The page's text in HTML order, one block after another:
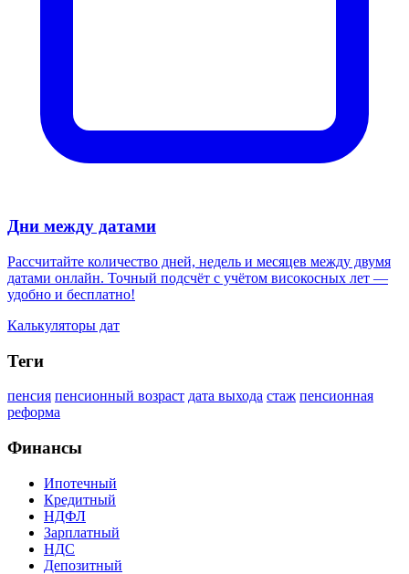
Дни между датами
Рассчитайте количество дней, недель и месяцев между двумя
датами онлайн. Точный подсчёт с учётом високосных лет —
удобно и бесплатно!
Калькуляторы дат
Теги
пенсия пенсионный возраст дата выхода стаж пенсионная
реформа
Финансы
Ипотечный
Кредитный
НДФЛ
Зарплатный
НДС
Депозитный